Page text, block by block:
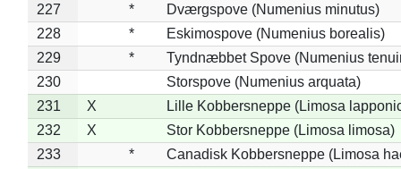
227
*
Dværgspove (Numenius minutus)
228
*
Eskimospove (Numenius borealis)
229
*
Tyndnæbbet Spove (Numenius
230
Storspove (Numenius arquata)
231
X
Lille Kobbersneppe (Limosa
232
X
Stor Kobbersneppe (Limosa limosa)
233
* Canadisk Kobbersneppe (Limosa